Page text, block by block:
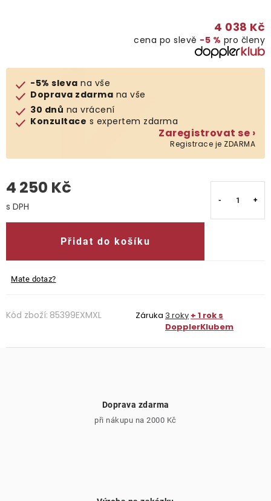
O nás
Kontakty
4 038 Kč
cena po slevě −5 % pro členy
-5% sleva na vše
Doprava zdarma na vše
30 dnů na vrácení
Konzultace s expertem zdarma
Zaregistrovat se ›
Registrace je ZDARMA
4 250 Kč
Přidat do košíku
Mate dotaz?
Kód zboží: 85399EXMXL Záruka 3 roky + 1 rok s
DopplerKlubem
Doprava zdarma
při nákupu na 2000 Kč